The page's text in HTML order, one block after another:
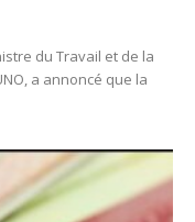
du Travail et de la
a annoncé que la